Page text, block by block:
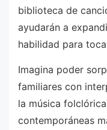
biblioteca de
ayudarán a
habilidad para
Imagina poder
familiares con
la música
contemporáneas